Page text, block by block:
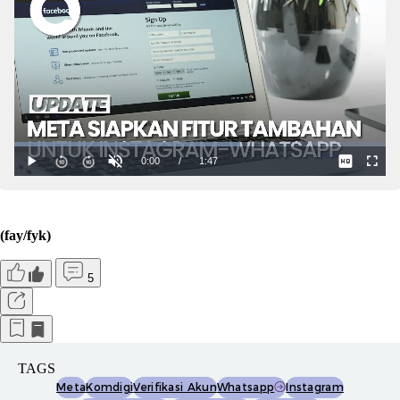
(fay/fyk)
5
TAGS
MetaKomdigiVerifikasi AkunWhatsapp
Instagram